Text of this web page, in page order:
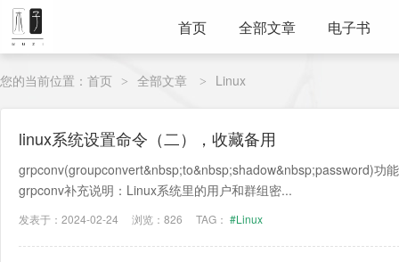
首页 全部文章 电子书
您的当前位置： 首页 > 全部文章 > Linux
linux系统设置命令（二），收藏备用
grpconv(groupconvert&nbsp;to&nbsp;shadow&nbsp;password)功
grpconv补充说明：Linux系统里的用户和群组密...
发表于：2024-02-24 浏览：826 TAG： #Linux